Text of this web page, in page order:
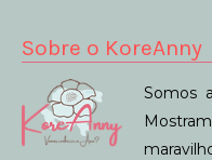
Sobre o KoreAnny
Somos